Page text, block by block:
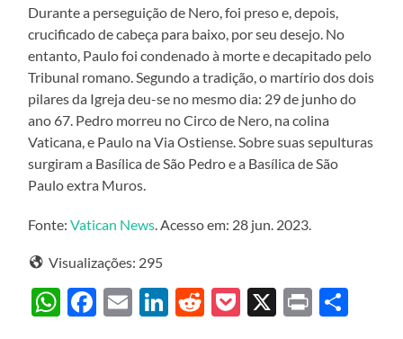
Durante a perseguição de Nero, foi preso e, depois,
crucificado de cabeça para baixo, por seu desejo. No
entanto, Paulo foi condenado à morte e decapitado pelo
Tribunal romano. Segundo a tradição, o martírio dos dois
pilares da Igreja deu-se no mesmo dia: 29 de junho do
ano 67. Pedro morreu no Circo de Nero, na colina
Vaticana, e Paulo na Via Ostiense. Sobre suas sepulturas
surgiram a Basílica de São Pedro e a Basílica de São
Paulo extra Muros.
Fonte:Vatican News. Acesso em: 28 jun. 2023.
Visualizações: 295
WhatsApp
Facebook
EmailLinkedIn
Reddit
Pocket
X Print